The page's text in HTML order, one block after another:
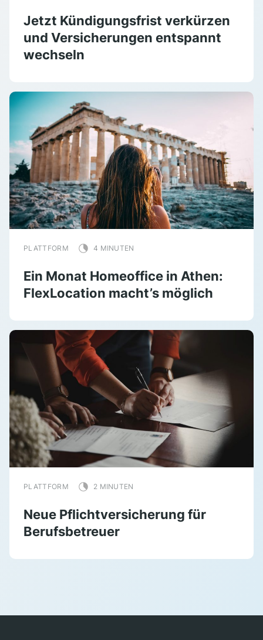
Jetzt Kündigungsfrist verkürzen
und Versicherungen entspannt
wechseln
PLATTFORM 4 MINUTEN
Ein Monat Homeoffice in Athen:
FlexLocation macht’s möglich
PLATTFORM 2 MINUTEN
Neue Pflichtversicherung für
Berufsbetreuer